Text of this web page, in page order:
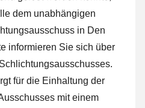
dem unabhängigen
in Den
informieren Sie sich über
für die Einhaltung der
mit einem